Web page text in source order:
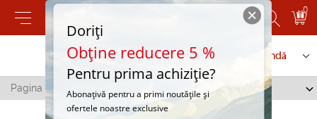
0
Contactați-ne Serviciu de comandă
Pagina principală Maxxis UE103 215/60 R16 103T
Doriți
Obține reducere 5 %
Pentru prima achiziție?
Abonațivă pentru a primi noutățile și
ofertele noastre exclusive